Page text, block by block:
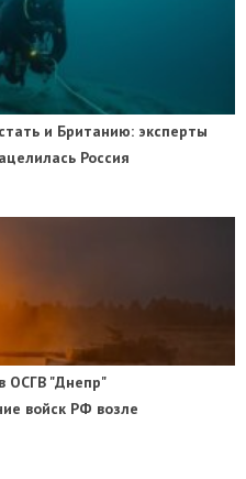
и Британию: эксперты
Россия
ОСГВ "Днепр"
войск РФ возле